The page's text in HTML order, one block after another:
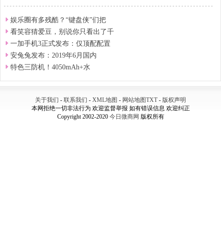
娱乐圈有多残酷？“键盘侠”们把
看笑容猜爱豆，别说你只看出了千
一加手机3正式发布：仅顶配配置
安兔兔发布：2019年6月国内
特色三防机！4050mAh+水
关于我们 - 联系我们 - XML地图 - 网站地图TXT- 版权声明
本网拒绝一切非法行为 欢迎监督举报 如有错误信息 欢迎纠正
Copyright 2002-2020 今日微商网 版权所有